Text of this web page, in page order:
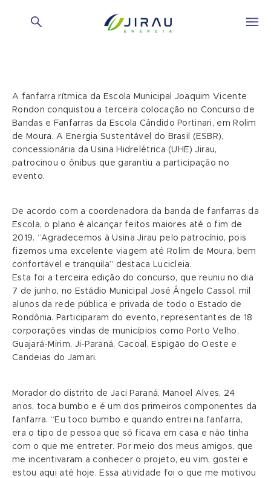
A fanfarra rítmica da Escola Municipal Joaquim Vicente
Rondon conquistou a terceira colocação no Concurso de
Bandas e Fanfarras da Escola Cândido Portinari, em Rolim
de Moura. A Energia Sustentável do Brasil (ESBR),
concessionária da Usina Hidrelétrica (UHE) Jirau,
patrocinou o ônibus que garantiu a participação no
evento.
De acordo com a coordenadora da banda de fanfarras da
Escola, o plano é alcançar feitos maiores até o fim de
2019. “Agradecemos à Usina Jirau pelo patrocínio, pois
fizemos uma excelente viagem até Rolim de Moura, bem
confortável e tranquila” destaca Lucicleia.
Esta foi a terceira edição do concurso, que reuniu no dia
7 de junho, no Estádio Municipal José Ângelo Cassol, mil
alunos da rede pública e privada de todo o Estado de
Rondônia. Participaram do evento, representantes de 18
corporações vindas de municípios como Porto Velho,
Guajará-Mirim, Ji-Paraná, Cacoal, Espigão do Oeste e
Candeias do Jamari.
Morador do distrito de Jaci Paraná, Manoel Alves, 24
anos, toca bumbo e é um dos primeiros componentes da
fanfarra. “Eu toco bumbo e quando entrei na fanfarra,
era o tipo de pessoa que só ficava em casa e não tinha
com o que me entreter. Por meio dos meus amigos, que
me incentivaram a conhecer o projeto, eu vim, gostei e
estou aqui até hoje. Essa atividade foi o que me motivou